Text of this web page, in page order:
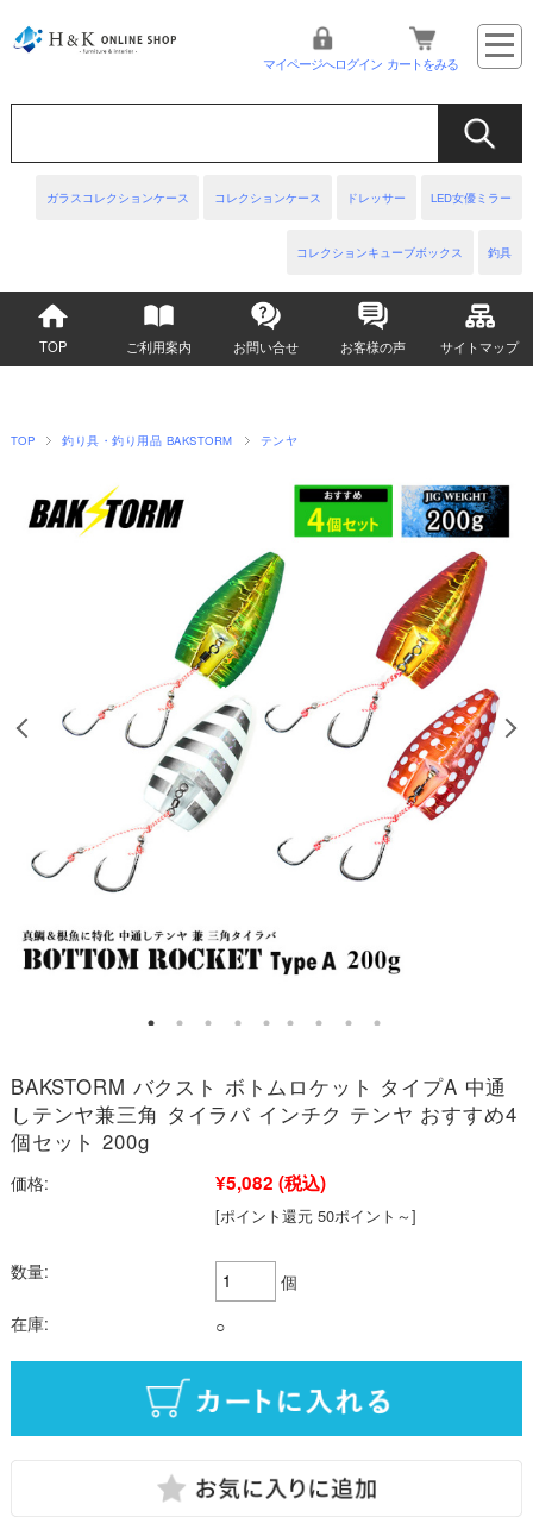
ガラスコレクションケース コレクションケース ドレッサー LED女優ミラー
コレクションキューブボックス 釣具
マイページへログイン カートをみる
TOP ご利用案内 お問い合せ お客様の声 サイトマップ
TOP 釣り具・釣り用品 BAKSTORM テンヤ
BAKSTORM バクスト ボトムロケット タイプA 中通
しテンヤ兼三角 タイラバ インチク テンヤ おすすめ4
個セット 200g
価格: ¥5,082 (税込)
[ポイント還元 50ポイント～]
数量:
個
在庫:
○